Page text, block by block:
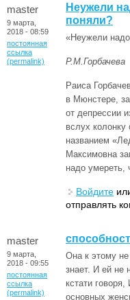
master
9 марта,
2018 - 08:59
постоянная
ссылка
(permalink)
Неужели
поняли?
«Неужели
Р.М.Горбачева
Раиса
в Мюнстере,
от депрессии
вслух колонку
названием
Максимовна
надо умереть,
Войдите
отправлять
master
9 марта,
2018 - 09:55
постоянная
ссылка
(permalink)
Она к этому не
знает. И ей не
кстати
основных